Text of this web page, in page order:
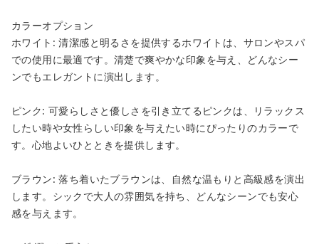
カラーオプション
ホワイト: 清潔感と明るさを提供するホワイトは、サロンやスパ
での使用に最適です。清楚で爽やかな印象を与え、どんなシー
ンでもエレガントに演出します。
ピンク: 可愛らしさと優しさを引き立てるピンクは、リラックス
したい時や女性らしい印象を与えたい時にぴったりのカラーで
す。心地よいひとときを提供します。
ブラウン: 落ち着いたブラウンは、自然な温もりと高級感を演出
します。シックで大人の雰囲気を持ち、どんなシーンでも安心
感を与えます。